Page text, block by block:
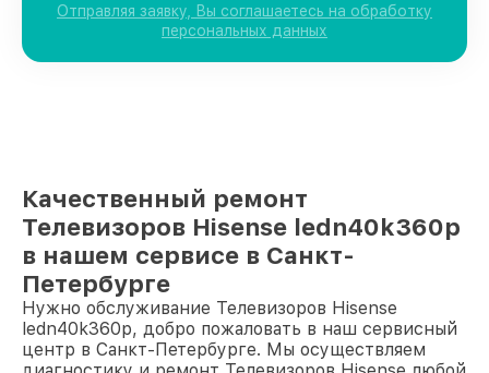
Отправляя заявку, Вы соглашаетесь на обработку
персональных данных
Качественный ремонт
Телевизоров Hisense ledn40k360p
в нашем сервисе в Санкт-
Петербурге
Нужно обслуживание Телевизоров Hisense
ledn40k360p, добро пожаловать в наш сервисный
центр в Санкт-Петербурге. Мы осуществляем